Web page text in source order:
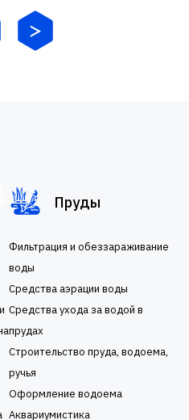
Пруды
Фильтрация и обеззараживание
воды
Средства аэрации воды
Средства ухода за водой в
прудах
Строительство пруда, водоема,
ручья
Оформление водоема
Аквариумистика